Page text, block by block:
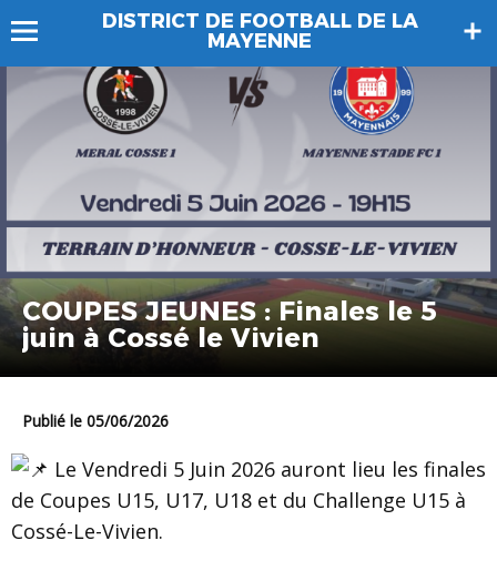
DISTRICT DE FOOTBALL DE LA
MAYENNE
COUPES JEUNES : Finales le 5
juin à Cossé le Vivien
Publié le 05/06/2026
Le Vendredi 5 Juin 2026 auront lieu les finales
de Coupes U15, U17, U18 et du Challenge U15 à
Cossé-Le-Vivien.